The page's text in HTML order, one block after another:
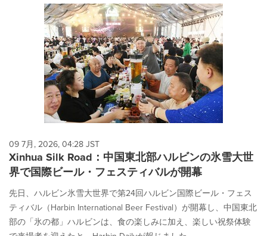
09 7月, 2026, 04:28 JST
Xinhua Silk Road：中国東北部ハルビンの氷雪大世
界で国際ビール・フェスティバルが開幕
先日、ハルビン氷雪大世界で第24回ハルビン国際ビール・フェス
ティバル（Harbin International Beer Festival）が開幕し、中国東北
部の「氷の都」ハルビンは、食の楽しみに加え、楽しい祝祭体験